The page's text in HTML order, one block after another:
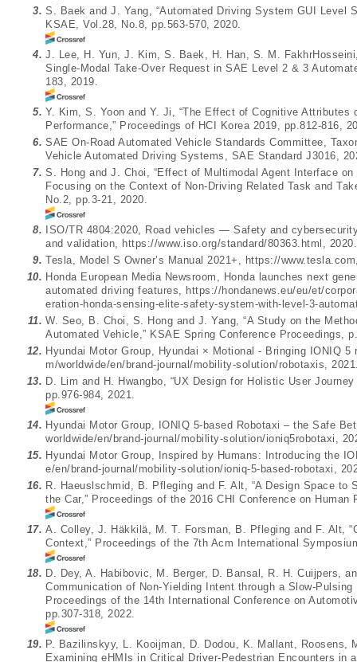
3. S. Baek and J. Yang, “Automated Driving System GUI Level
KSAE, Vol.28, No.8, pp.563-570, 2020.
4. J. Lee, H. Yun, J. Kim, S. Baek, H. Han, S. M.
Single-Modal Take-Over Request in SAE Level 2 & 3
183, 2019.
5. Y. Kim, S. Yoon and Y. Ji, “The Effect of Cognitive Attributes
Performance,” Proceedings of HCI Korea 2019, pp.812-816,
6. SAE On-Road Automated Vehicle Standards Committee,
Vehicle Automated Driving Systems, SAE Standard J3016,
7. S. Hong and J. Choi, “Effect of Multimodal Agent Interface
Focusing on the Context of Non-Driving Related Task and
No.2, pp.3-21, 2020.
8.
ISO/TR 4804:2020, Road vehicles — Safety and
and validation, https://www.iso.org/standard/80363.html , 2020.
9. Tesla, Model S Owner’s Manual 2021+, https://www.tesla.com
10. Honda European Media Newsroom, Honda launches next
automated driving features, https://hondanews.eu/eu/et/
eration-honda-sensing-elite-safety-system-with-level-3-
11. W. Seo, B. Choi, S. Hong and J. Yang, “A Study on the
Automated Vehicle,” KSAE Spring Conference Proceedings,
12. Hyundai Motor Group, Hyundai × Motional - Bringing IONIQ
m/worldwide/en/brand-journal/mobility-solution/robotaxis,
13. D. Lim and H. Hwangbo, “UX Design for Holistic User
pp.976-984, 2021.
14. Hyundai Motor Group, IONIQ 5-based Robotaxi – the Safe
worldwide/en/brand-journal/mobility-solution/ioniq5robotaxi ,
15. Hyundai Motor Group, Inspired by Humans: Introducing the
e/en/brand-journal/mobility-solution/ioniq-5-based-robotaxi ,
16. R. Haeuslschmid, B. Pfleging and F. Alt, “A Design Space
the Car,” Proceedings of the 2016 CHI Conference on
17. A. Colley, J. Häkkilä, M. T. Forsman, B. Pfleging and F. Alt,
Context,” Proceedings of the 7th Acm International
18. D. Dey, A. Habibovic, M. Berger, D. Bansal, R. H. Cuijpers,
Communication of Non-Yielding Intent through a Slow-
Proceedings of the 14th International Conference on
pp.307-318, 2022.
19. P. Bazilinskyy, L. Kooijman, D. Dodou, K. Mallant, Roosens,
Examining eHMIs in Critical Driver-Pedestrian Encounters in